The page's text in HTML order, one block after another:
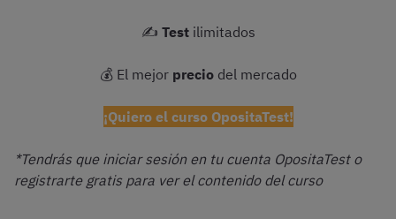
✍️ Testilimitados
💰 El mejor preciodel mercado
¡Quiero el curso OpositaTest!
*Tendrás que iniciar sesión en tu cuenta OpositaTest o
registrarte gratis para ver el contenido del curso